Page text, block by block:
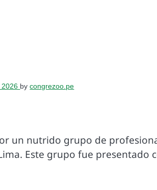
2026 bycongrezoo.pe
un nutrido grupo de
Este grupo fue presentado